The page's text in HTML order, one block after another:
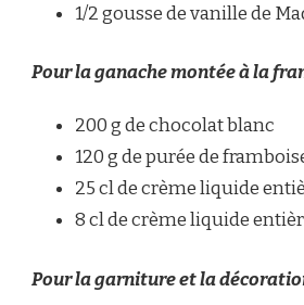
1/2 gousse de vanille de
Pour la ganache montée à la
200 g de chocolat blanc
120 g de purée de
25 cl de crème liquide
8 cl de crème liquide
Pour la garniture et la